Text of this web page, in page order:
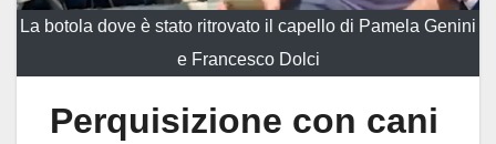
La botola dove è stato ritrovato il capello di Pamela Genini
e Francesco Dolci
Perquisizione con cani